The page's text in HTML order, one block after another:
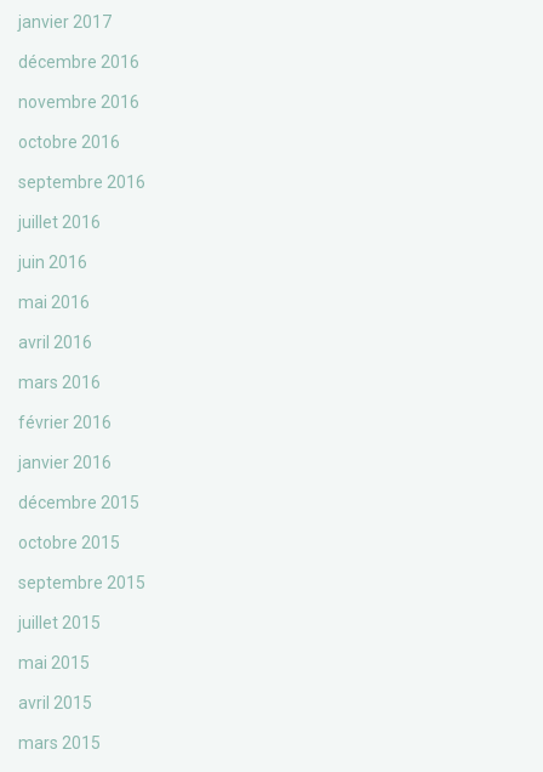
janvier 2017
décembre 2016
novembre 2016
octobre 2016
septembre 2016
juillet 2016
juin 2016
mai 2016
avril 2016
mars 2016
février 2016
janvier 2016
décembre 2015
octobre 2015
septembre 2015
juillet 2015
mai 2015
avril 2015
mars 2015